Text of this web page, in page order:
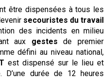
être dispensées à tous les
secouristes du travail
des incidents en milieu
aux gestes de premier
défini au niveau national,
est dispensé sur le lieu et
D’une durée de 12 heures